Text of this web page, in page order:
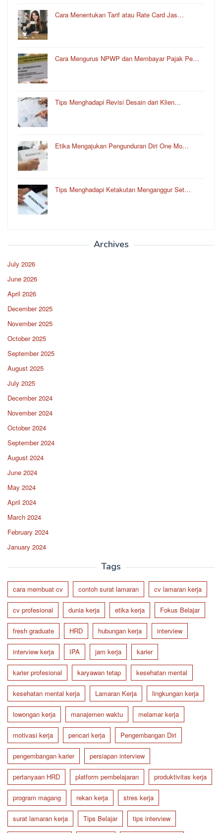
Cara Menentukan Tarif atau Rate Card Jas…
Cara Mengurus NPWP dan Membayar Pajak Pe…
Tips Menghadapi Revisi Desain dari Klien…
Etika Mengajukan Pengunduran Diri One Mo…
Tips Menghadapi Ketakutan Menganggur Set…
Archives
July 2026
June 2026
April 2026
December 2025
November 2025
October 2025
September 2025
August 2025
July 2025
December 2024
November 2024
October 2024
September 2024
August 2024
June 2024
May 2024
April 2024
March 2024
February 2024
January 2024
Tags
cara membuat cv contoh surat lamaran cv lamaran kerja
cv profesional dunia kerja etika kerja Fokus Belajar
fresh graduate HRD hubungan kerja interview
interview kerja IPA jam kerja karier
karier profesional karyawan tetap kesehatan mental
kesehatan mental kerja Lamaran Kerja lingkungan kerja
lowongan kerja manajemen waktu melamar kerja
motivasi kerja pencari kerja Pengembangan Diri
pengembangan karier persiapan interview
pertanyaan HRD platform pembelajaran produktivitas kerja
program magang rekan kerja stres kerja
surat lamaran kerja Tips Belajar tips interview